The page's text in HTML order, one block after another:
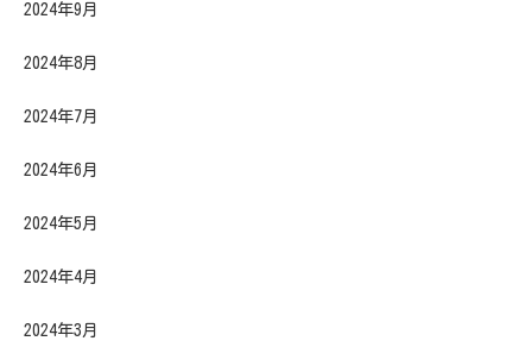
2024年9月
2024年8月
2024年7月
2024年6月
2024年5月
2024年4月
2024年3月